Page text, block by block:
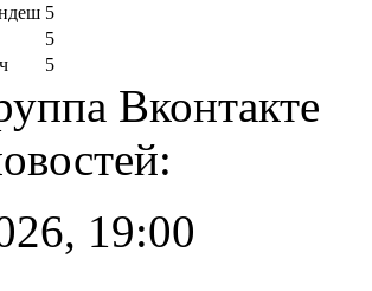
5
5
5
Вконтакте
19:00